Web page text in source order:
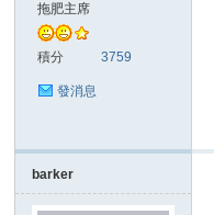
愛
拖肥主席
積分 3759
發消息
barker